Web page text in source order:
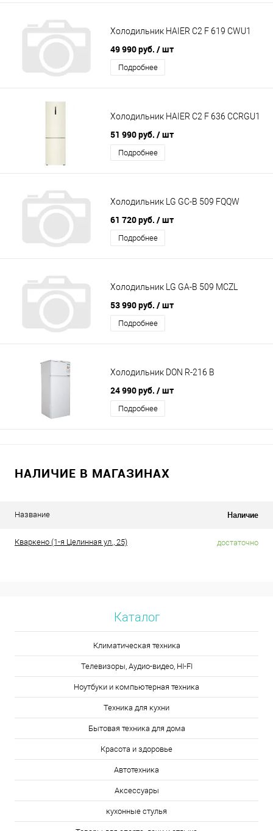
Холодильник HAIER C2 F 619 CWU1
49 990 руб. / шт
Подробнее
Холодильник HAIER C2 F 636 CCRGU1
51 990 руб. / шт
Подробнее
Холодильник LG GC-B 509 FQQW
61 720 руб. / шт
Подробнее
Холодильник LG GA-B 509 MCZL
53 990 руб. / шт
Подробнее
Холодильник DON R-216 B
24 990 руб. / шт
Подробнее
НАЛИЧИЕ В МАГАЗИНАХ
Название Наличие
Кваркено (1-я Целинная ул., 25) достаточно
Каталог
Климатическая техника
Телевизоры, Аудио-видео, HI-FI
Ноутбуки и компьютерная техника
Техника для кухни
Бытовая техника для дома
Красота и здоровье
Автотехника
Аксессуары
кухонные стулья